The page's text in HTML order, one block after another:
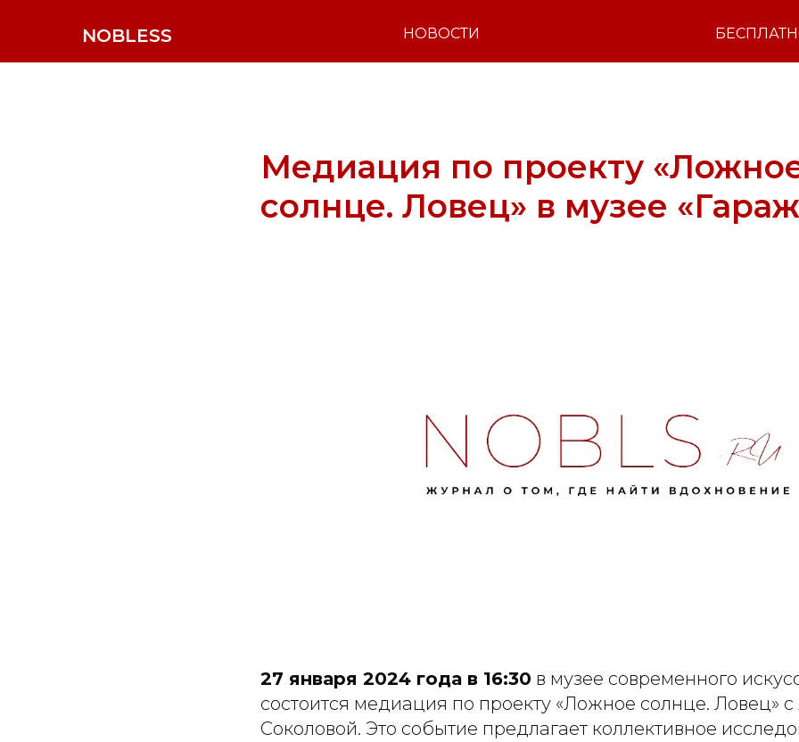
NOBLESS НОВОСТИ
Медиация по проекту
солнце. Ловец» в музее
27 января 2024 года в 16:30 в музее современного
состоится медиация по проекту «Ложное солнце. Ловец»
Соколовой. Это событие предлагает коллективное